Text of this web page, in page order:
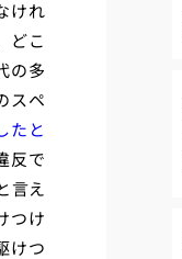
けれ
どこ
の多
スペ
たと
反で
言え
つけ
けつ